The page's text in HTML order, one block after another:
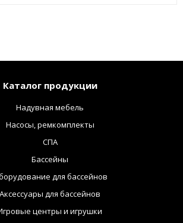
Каталог продукции
Надувная мебель
Насосы, ремкомплекты
СПА
Бассейны
для бассейнов
Аксессуары для бассейнов
центры и игрушки